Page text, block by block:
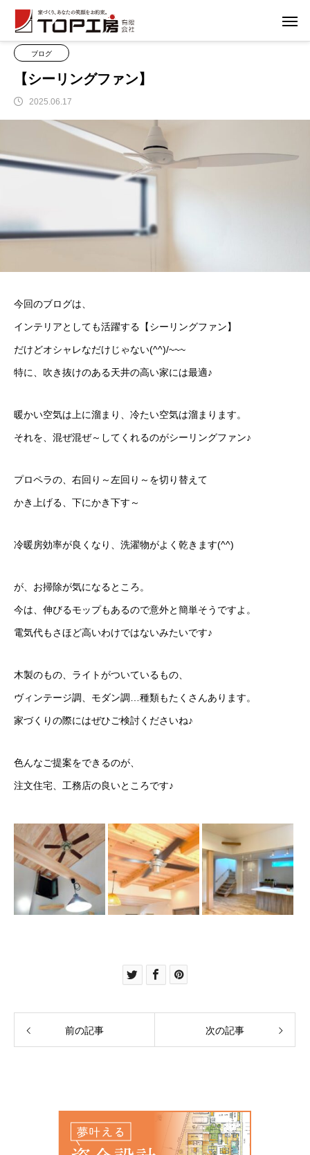
ブログ ブログ
ブログ
【シーリングファン】
2025.06.17
今回のブログは、
インテリアとしても活躍する【シーリングファン】
だけどオシャレなだけじゃない(^^)/~~~
特に、吹き抜けのある天井の高い家には最適♪
暖かい空気は上に溜まり、冷たい空気は溜まります。
それを、混ぜ混ぜ～してくれるのがシーリングファン♪
プロペラの、右回り～左回り～を切り替えて
かき上げる、下にかき下す～
冷暖房効率が良くなり、洗濯物がよく乾きます(^^)
が、お掃除が気になるところ。
今は、伸びるモップもあるので意外と簡単そうですよ。
電気代もさほど高いわけではないみたいです♪
木製のもの、ライトがついているもの、
ヴィンテージ調、モダン調…種類もたくさんあります。
家づくりの際にはぜひご検討くださいね♪
色んなご提案をできるのが、
注文住宅、工務店の良いところです♪
前の記事 次の記事